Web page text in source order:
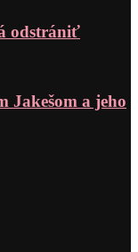
odstrániť
Jakešom a jeho